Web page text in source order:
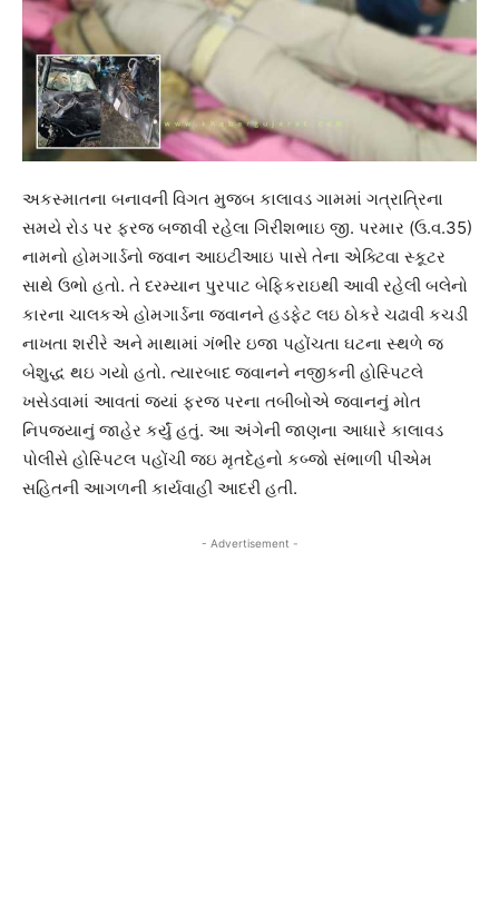
અકસ્માતના બનાવની વિગત મુજબ કાલાવડ ગામમાં ગત્રાત્રિના
સમયે રોડ પર ફરજ બજાવી રહેલા ગિરીશભાઇ જી. પરમાર (ઉ.વ.35)
નામનો હોમગાર્ડનો જવાન આઇટીઆઇ પાસે તેના એક્ટિવા સ્કૂટર
સાથે ઉભો હતો. તે દરમ્યાન પુરપાટ બેફિકરાઇથી આવી રહેલી બલેનો
કારના ચાલકએ હોમગાર્ડના જવાનને હડફેટ લઇ ઠોકરે ચઢાવી કચડી
નાખતા શરીરે અને માથામાં ગંભીર ઇજા પહોંચતા ઘટના સ્થળે જ
બેશુદ્ધ થઇ ગયો હતો. ત્યારબાદ જવાનને નજીકની હોસ્પિટલે
ખસેડવામાં આવતાં જ્યાં ફરજ પરના તબીબોએ જવાનનું મોત
નિપજયાનું જાહેર કર્યું હતું. આ અંગેની જાણના આધારે કાલાવડ
પોલીસે હોસ્પિટલ પહોંચી જઇ મૃતદેહનો કબ્જો સંભાળી પીએમ
સહિતની આગળની કાર્યવાહી આદરી હતી.
- Advertisement -